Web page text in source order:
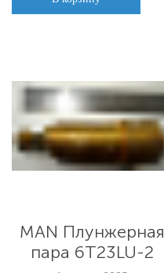
MAN Плунжерная
пара 6T23LU-2